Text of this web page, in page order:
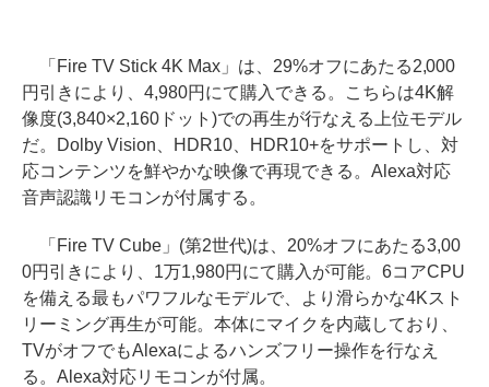
「Fire TV Stick 4K Max」は、29%オフにあたる2,000
円引きにより、4,980円にて購入できる。こちらは4K解
像度(3,840×2,160ドット)での再生が行なえる上位モデル
だ。Dolby Vision、HDR10、HDR10+をサポートし、対
応コンテンツを鮮やかな映像で再現できる。Alexa対応
音声認識リモコンが付属する。
「Fire TV Cube」(第2世代)は、20%オフにあたる3,00
0円引きにより、1万1,980円にて購入が可能。6コアCPU
を備える最もパワフルなモデルで、より滑らかな4Kスト
リーミング再生が可能。本体にマイクを内蔵しており、
TVがオフでもAlexaによるハンズフリー操作を行なえ
る。Alexa対応リモコンが付属。